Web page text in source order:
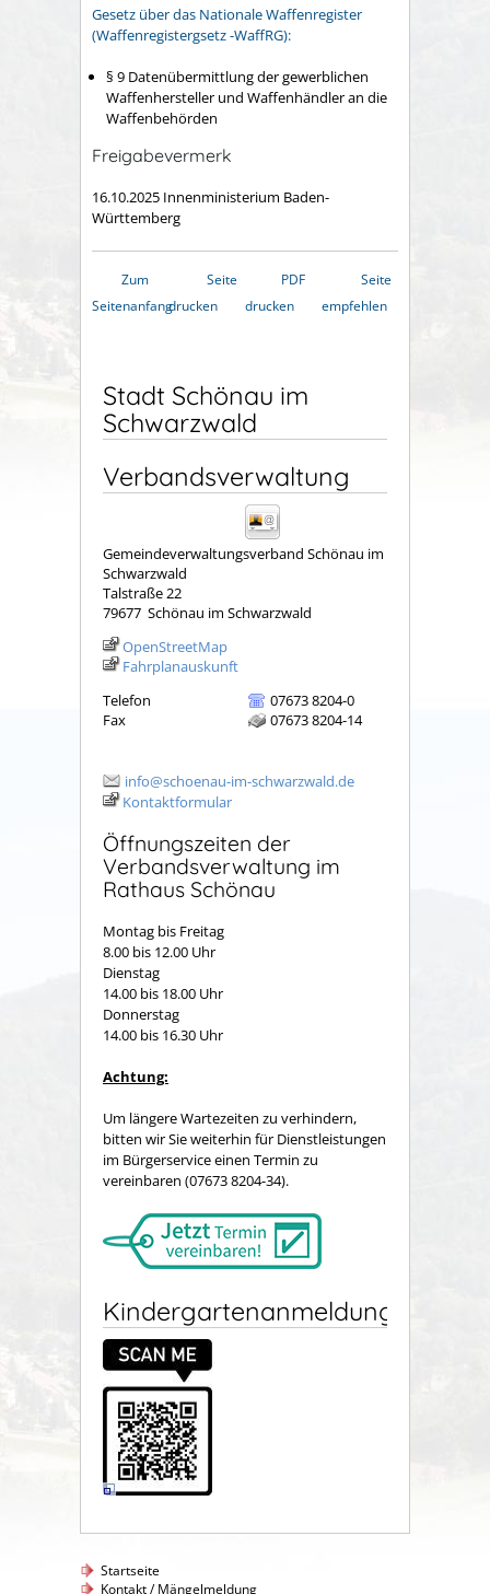
Gesetz über das Nationale Waffenregister
(Waffenregistergsetz -WaffRG):
§ 9 Datenübermittlung der gewerblichen
Waffenhersteller und Waffenhändler an die
Waffenbehörden
Freigabevermerk
16.10.2025 Innenministerium Baden-
Württemberg
Zum
Seitenanfang
Seite
drucken
PDF
drucken
Seite
empfehlen
Stadt Schönau im
Schwarzwald
Verbandsverwaltung
Gemeindeverwaltungsverband Schönau im
Schwarzwald
Talstraße 22
79677 Schönau im Schwarzwald
OpenStreetMap
Fahrplanauskunft
Telefon
07673 8204-0
Fax
07673 8204-14
info@schoenau-im-schwarzwald.de
Kontaktformular
Öffnungszeiten der
Verbandsverwaltung im
Rathaus Schönau
Montag bis Freitag
8.00 bis 12.00 Uhr
Dienstag
14.00 bis 18.00 Uhr
Donnerstag
14.00 bis 16.30 Uhr
Achtung:
Um längere Wartezeiten zu verhindern,
bitten wir Sie weiterhin für Dienstleistungen
im Bürgerservice einen Termin zu
vereinbaren (07673 8204-34).
Kindergartenanmeldung
Startseite
Kontakt / Mängelmeldung